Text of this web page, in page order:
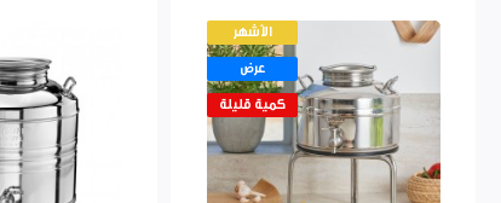
الأشهر
عرض
كمية قليلة